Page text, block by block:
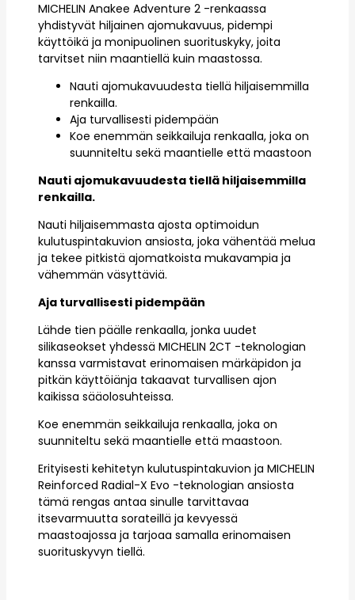
MICHELIN Anakee Adventure 2 -renkaassa
yhdistyvät hiljainen ajomukavuus, pidempi
käyttöikä ja monipuolinen suorituskyky, joita
tarvitset niin maantiellä kuin maastossa.
Nauti ajomukavuudesta tiellä hiljaisemmilla
renkailla.
Aja turvallisesti pidempään
Koe enemmän seikkailuja renkaalla, joka on
suunniteltu sekä maantielle että maastoon
Nauti ajomukavuudesta tiellä hiljaisemmilla
renkailla.
Nauti hiljaisemmasta ajosta optimoidun
kulutuspintakuvion ansiosta, joka vähentää melua
ja tekee pitkistä ajomatkoista mukavampia ja
vähemmän väsyttäviä.
Aja turvallisesti pidempään
Lähde tien päälle renkaalla, jonka uudet
silikaseokset yhdessä MICHELIN 2CT -teknologian
kanssa varmistavat erinomaisen märkäpidon ja
pitkän käyttöiänja takaavat turvallisen ajon
kaikissa sääolosuhteissa.
Koe enemmän seikkailuja renkaalla, joka on
suunniteltu sekä maantielle että maastoon.
Erityisesti kehitetyn kulutuspintakuvion ja MICHELIN
Reinforced Radial-X Evo -teknologian ansiosta
tämä rengas antaa sinulle tarvittavaa
itsevarmuutta sorateillä ja kevyessä
maastoajossa ja tarjoaa samalla erinomaisen
suorituskyvyn tiellä.